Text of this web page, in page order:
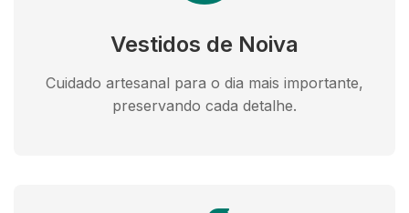
Vestidos de Noiva
Cuidado artesanal para o dia mais importante,
preservando cada detalhe.